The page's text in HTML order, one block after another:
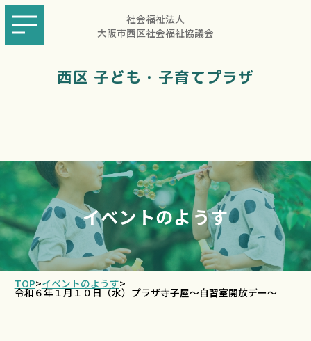
社会福祉法人
大阪市西区社会福祉協議会
西区 子ども・子育てプラザ
イベントのようす
TOP>イベントのようす>
令和６年１月１０日（水）プラザ寺子屋～自習室開放デー～